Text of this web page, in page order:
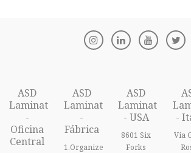
ASD
Laminat
-
Oficina
Central
ASD
Laminat
-
Fábrica
1.Organize
ASD
Laminat
- USA
8601 Six
Forks
-
Via